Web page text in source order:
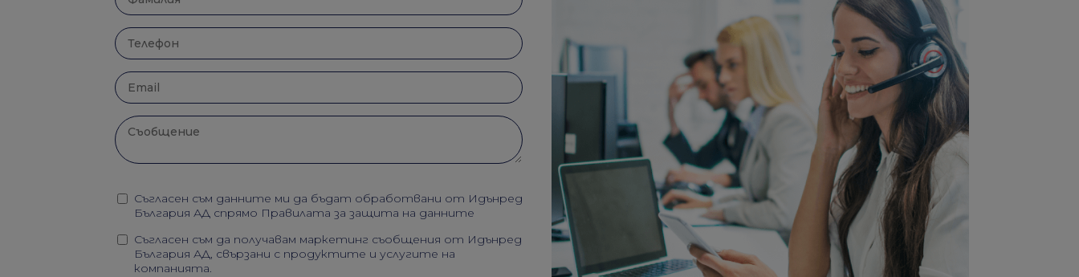
Съгласен съм данните ми да бъдат обработвани от Идънред
България АД спрямо Правилата за защита на данните
Съгласен съм да получавам маркетинг съобщения от Идънред
България АД, свързани с продуктите и услугите на
компанията.